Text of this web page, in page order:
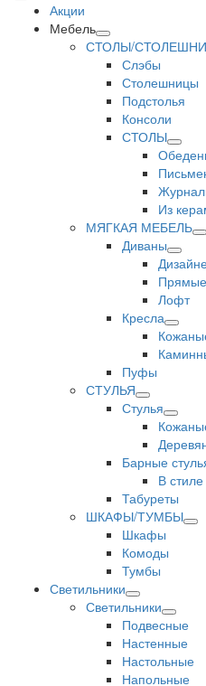
Акции
Мебель
СТОЛЫ/
Слэбы
Столешницы
Подстолья
Консоли
СТОЛЫ
Из
МЯГКАЯ МЕБЕЛЬ
Диваны
Лофт
Кресла
Пуфы
СТУЛЬЯ
Стулья
Барные
В
Табуреты
ШКАФЫ/ТУМБЫ
Шкафы
Комоды
Тумбы
Светильники
Светильники
Подвесные
Настенные
Настольные
Напольные